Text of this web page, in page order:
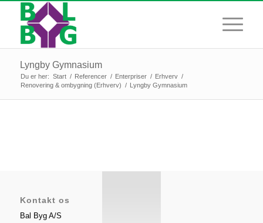
Lyngby Gymnasium
Du er her: Start / Referencer / Enterpriser / Erhverv /
Renovering & ombygning (Erhverv) / Lyngby Gymnasium
Kontakt os
Bal Byg A/S